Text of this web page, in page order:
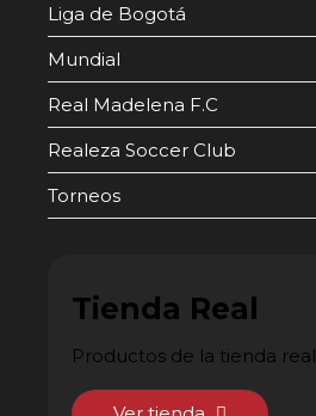
Liga de Bogotá
Mundial
Real Madelena F.C
Realeza Soccer Club
Torneos
Tienda Real
Productos de la tienda real